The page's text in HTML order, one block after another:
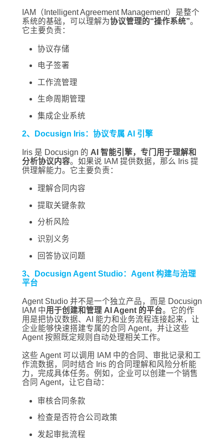
IAM（Intelligent Agreement Management）是整个
系统的基础，可以理解为协议管理的“操作系统”。
它主要负责：
协议存储
电子签署
工作流管理
生命周期管理
集成企业系统
2、Docusign Iris：协议专属 AI 引擎
Iris 是 Docusign 的 AI 智能引擎，专门用于理解和
分析协议内容。如果说 IAM 提供数据，那么 Iris 提
供理解能力。它主要负责：
理解合同内容
提取关键条款
分析风险
识别义务
回答协议问题
3、Docusign Agent Studio：Agent 构建与治理
平台
Agent Studio 并不是一个独立产品，而是 Docusign
IAM 中用于创建和管理 AI Agent 的平台。它的作
用是把协议数据、AI 能力和业务流程连接起来，让
企业能够快速搭建专属的合同 Agent，并让这些
Agent 按照既定规则自动处理相关工作。
这些 Agent 可以调用 IAM 中的合同、审批记录和工
作流数据，同时结合 Iris 的合同理解和风险分析能
力，完成具体任务。例如，企业可以创建一个销售
合同 Agent，让它自动：
审核合同条款
检查是否符合公司政策
发起审批流程